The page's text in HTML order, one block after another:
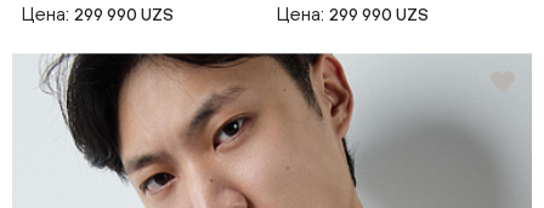
Цена: 299 990 UZS Цена: 299 990 UZS